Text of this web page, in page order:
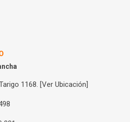
1168. [Ver Ubicación]